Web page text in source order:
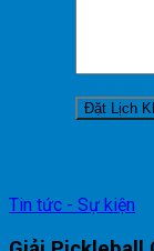
Tin tức - Sự kiện